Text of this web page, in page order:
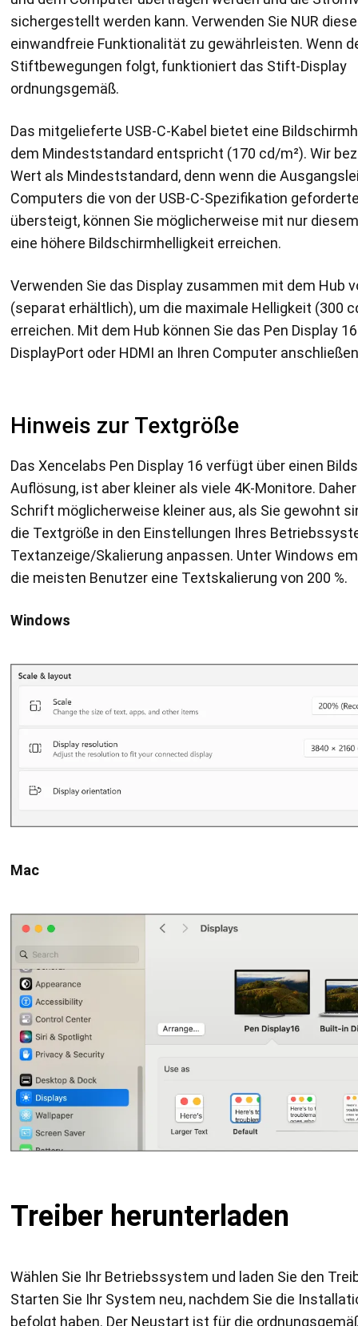
sichergestellt werden kann. Verwenden Sie NUR
einwandfreie Funktionalität zu gewährleisten. Wenn
Stiftbewegungen folgt, funktioniert das Stift-Display
ordnungsgemäß.
Das mitgelieferte USB-C-Kabel bietet eine
dem Mindeststandard entspricht (170 cd/m²). Wir
Wert als Mindeststandard, denn wenn die
Computers die von der USB-C-Spezifikation
übersteigt, können Sie möglicherweise mit nur
eine höhere Bildschirmhelligkeit erreichen.
Verwenden Sie das Display zusammen mit dem Hub
(separat erhältlich), um die maximale Helligkeit (300
erreichen. Mit dem Hub können Sie das Pen Display
DisplayPort oder HDMI an Ihren Computer
Hinweis zur Textgröße
Das Xencelabs Pen Display 16 verfügt über einen
Auflösung, ist aber kleiner als viele 4K-Monitore.
Schrift möglicherweise kleiner aus, als Sie gewohnt
die Textgröße in den Einstellungen Ihres
Textanzeige/Skalierung anpassen. Unter Windows
die meisten Benutzer eine Textskalierung von 200 %.
Windows
Mac
Treiber herunterladen
Wählen Sie Ihr Betriebssystem und laden Sie den
Starten Sie Ihr System neu, nachdem Sie die
befolgt haben. Der Neustart ist für die